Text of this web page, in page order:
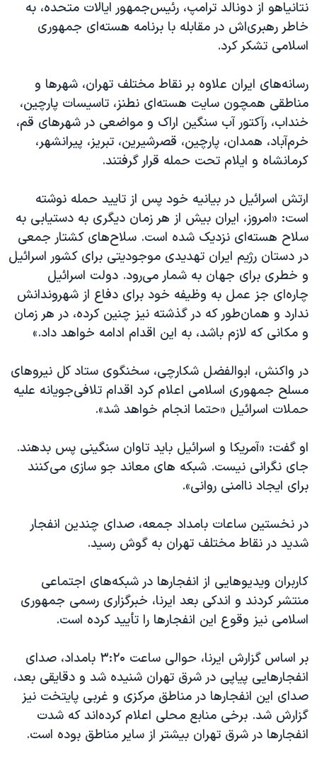
نتانیاهو از دونالد ترامپ، رئیس‌جمهور ایالات متحده، به
خاطر رهبری‌اش در مقابله با برنامه هسته‌ای جمهوری
اسلامی تشکر کرد.
رسانه‌های ایران علاوه بر نقاط مختلف تهران، شهرها و
مناطقی همچون سایت هسته‌ای نطنز، تاسیسات پارچین،
خنداب، رآکتور آب سنگین اراک و مواضعی در شهرهای قم،
خرم‌آباد، همدان، پارچین، قصرشیرین، تبریز، پیرانشهر،
کرمانشاه و ایلام تحت حمله قرار گرفتند.
ارتش اسرائیل در بیانیه خود پس از تایید حمله نوشته
است: «امروز، ایران بیش از هر زمان دیگری به دستیابی به
سلاح هسته‌ای نزدیک شده است. سلاح‌های کشتار جمعی
در دستان رژیم ایران تهدیدی موجودیتی برای کشور اسرائیل
و خطری برای جهان به شمار می‌رود. دولت اسرائیل
چاره‌ای جز عمل به وظیفه خود برای دفاع از شهروندانش
ندارد و همان‌طور که در گذشته نیز چنین کرده، در هر زمان
و مکانی که لازم باشد، به این اقدام ادامه خواهد داد.»
در واکنش، ابوالفضل شکارچی، سخنگوی ستاد کل نیروهای
مسلح جمهوری اسلامی اعلام کرد اقدام تلافی‌جویانه علیه
حملات اسرائیل «حتما انجام خواهد شد».
او گفت: «آمریکا و اسرائیل باید تاوان سنگینی پس بدهند.
جای نگرانی نیست. شبکه های معاند جو سازی می‌کنند
برای ایجاد ناامنی روانی».
در نخستین ساعات بامداد جمعه، صدای چندین انفجار
شدید در نقاط مختلف تهران به گوش رسید.
کاربران ویدیوهایی از انفجارها در شبکه‌های اجتماعی
منتشر کردند و اندکی بعد ایرنا، خبرگزاری رسمی جمهوری
اسلامی نیز وقوع این انفجارها را تأیید کرده است.
بر اساس گزارش ایرنا، حوالی ساعت ۳:۲۰ بامداد، صدای
انفجارهایی پیاپی در شرق تهران شنیده شد و دقایقی بعد،
صدای این انفجارها در مناطق مرکزی و غربی پایتخت نیز
گزارش شد. برخی منابع محلی اعلام کرده‌اند که شدت
انفجارها در شرق تهران بیشتر از سایر مناطق بوده است.